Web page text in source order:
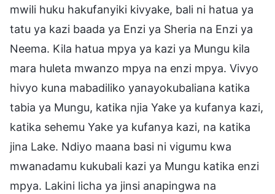
mwili huku hakufanyiki kivyake, bali ni hatua ya
tatu ya kazi baada ya Enzi ya Sheria na Enzi ya
Neema. Kila hatua mpya ya kazi ya Mungu kila
mara huleta mwanzo mpya na enzi mpya. Vivyo
hivyo kuna mabadiliko yanayokubaliana katika
tabia ya Mungu, katika njia Yake ya kufanya kazi,
katika sehemu Yake ya kufanya kazi, na katika
jina Lake. Ndiyo maana basi ni vigumu kwa
mwanadamu kukubali kazi ya Mungu katika enzi
mpya. Lakini licha ya jinsi anapingwa na